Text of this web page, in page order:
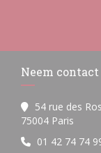
Neem
54 rue des
75004 Paris
01 42 74 74